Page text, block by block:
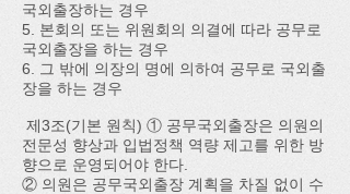
국외출장하는 경우
5. 본회의 또는 위원회의 의결에 따라 공무로
국외출장을 하는 경우
6. 그 밖에 의장의 명에 의하여 공무로 국외출
장을 하는 경우
제3조(기본 원칙) ① 공무국외출장은 의원의
전문성 향상과 입법정책 역량 제고를 위한 방
향으로 운영되어야 한다.
② 의원은 공무국외출장 계획을 차질 없이 수